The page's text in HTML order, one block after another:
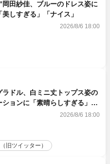
岡田紗佳、ブルーのドレス姿に
しすぎる」「ナイス」
2026/8/6 18:00
ラドル、白ミニ丈トップス姿の
ョンに「素晴らしすぎる」
」とネット絶賛
2026/8/6 18:00
旧ツイッター）